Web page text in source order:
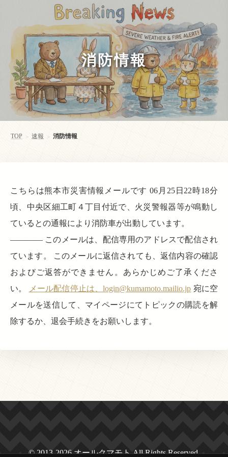
消防情報
TOP > 速報 > 消防情報
こちらは熊本市災害情報メールです 06月25日22時18分
頃、中央区細工町４丁目付近で、火災警報器等が鳴動し
ているとの通報により消防車が出動しています。
———— このメールは、配信専用のアドレスで配信され
ています。 このメールに返信されても、返信内容の確認
およびご返答ができません。あらかじめご了承くださ
い。
メール配信停止は、login@kumamoto.mailio.jp 宛に空
メールを送信して、マイページにてトピックの購読を解
除するか、退会手続きをお願いします。
© 2013-2026 オールクマモト All Rights Reserved.